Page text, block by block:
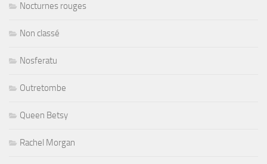
Nocturnes rouges
Non classé
Nosferatu
Outretombe
Queen Betsy
Rachel Morgan